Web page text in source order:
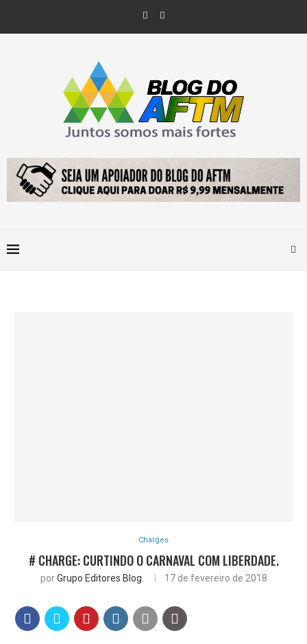
Charges
# CHARGE: CURTINDO O CARNAVAL COM LIBERDADE.
porGrupo Editores Blog. 17 de fevereiro de 2018